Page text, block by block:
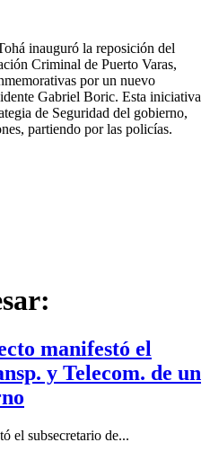
inauguró la reposición del
Criminal de Puerto Varas,
por un nuevo
Gabriel Boric. Esta iniciativa
de Seguridad del gobierno,
partiendo por las policías.
manifestó el
y Telecom. de un
el subsecretario de...